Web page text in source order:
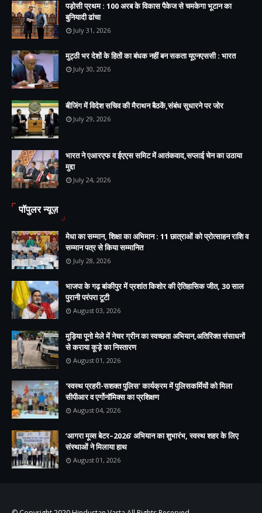
पड़ोसी प्रथम : 100 अरब के विकास पैकेज से चमकेगा भूटान का
बुनियादी ढांचा
July 31, 2026
मुट्ठी भर देशों के हितों का बंधक नहीं बन सकता यूएनएससी : भारत
July 30, 2026
बीजिंग में विदेश सचिव की मैराथन बैठकें,संबंध सुधारने पर जोर
July 29, 2026
भारत ने एआरएफ व ईएएस समिट में आतंकवाद,सप्लाई चेन का उठाया
मुद्दा
July 24, 2026
पॉपुलर न्यूज़
मेधा का सम्मान, शिक्षा का अभिमान : 11 छात्राओं को प्रोत्साहन राशि व
सम्मान पत्र से किया सम्मानित
July 28, 2026
भाजपा के गढ़ बांकीपुर में प्रशांत किशोर की ऐतिहासिक जीत, 30 साल
पुरानी परंपरा टूटी
August 03, 2026
मुड़िया पूनो मेले में नेचर ग्रीन का स्वच्छता अभियान,अतिरिक्त संसाधनों
से कराया कूड़े का निस्तारण
August 01, 2026
'स्वस्थ प्रहरी-सशक्त पुलिस' कार्यक्रम में पुलिसकर्मियों को मिला
सीपीआर व एर्गोनॉमिक्स का प्रशिक्षण
August 04, 2026
‘आगरा मूव्स बेटर–2026’ अभियान का शुभारंभ, स्वस्थ शहर के लिए
संस्थाओं ने मिलाया हाथ
August 01, 2026